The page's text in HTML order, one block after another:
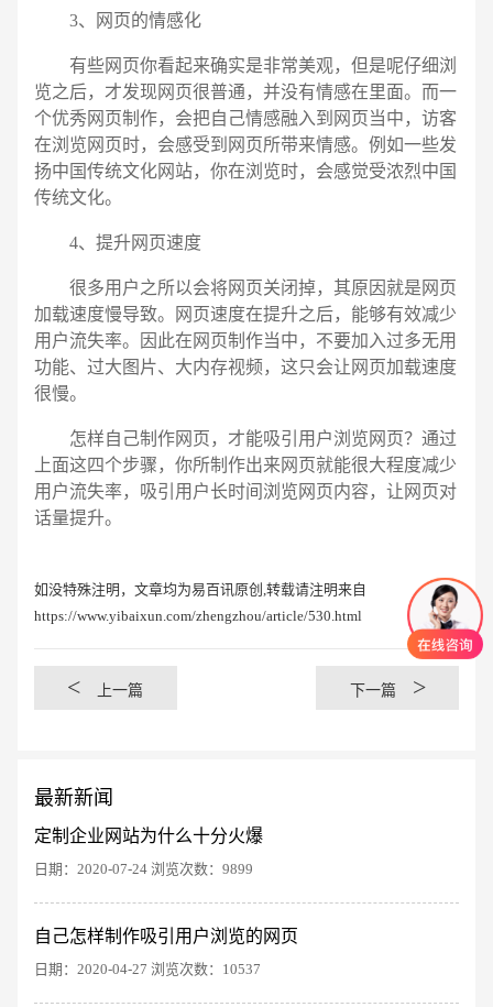
3、网页的情感化
有些网页你看起来确实是非常美观，但是呢仔细浏
览之后，才发现网页很普通，并没有情感在里面。而一
个优秀网页制作，会把自己情感融入到网页当中，访客
在浏览网页时，会感受到网页所带来情感。例如一些发
扬中国传统文化网站，你在浏览时，会感觉受浓烈中国
传统文化。
4、提升网页速度
很多用户之所以会将网页关闭掉，其原因就是网页
加载速度慢导致。网页速度在提升之后，能够有效减少
用户流失率。因此在网页制作当中，不要加入过多无用
功能、过大图片、大内存视频，这只会让网页加载速度
很慢。
怎样自己制作网页，才能吸引用户浏览网页？通过
上面这四个步骤，你所制作出来网页就能很大程度减少
用户流失率，吸引用户长时间浏览网页内容，让网页对
话量提升。
如没特殊注明，文章均为易百讯原创,转载请注明来自
https://www.yibaixun.com/zhengzhou/article/530.html
< 上一篇 下一篇 >
最新新闻
定制企业网站为什么十分火爆
日期：2020-07-24 浏览次数：9899
自己怎样制作吸引用户浏览的网页
日期：2020-04-27 浏览次数：10537
创意品牌型网站 · 标准企业官网建设